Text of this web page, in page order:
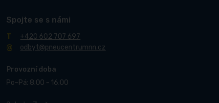
Spojte se s námi
+420 602 707 697
odbyt@pneucentrumnn.cz
Provozní doba
Po–Pá: 8.00 - 16.00